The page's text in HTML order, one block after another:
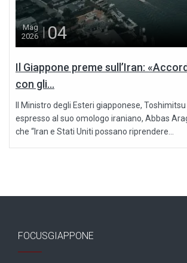
Mag
2026
04
Il Giappone preme sull’Iran:
con gli...
Il Ministro degli Esteri giapponese,
espresso al suo omologo iraniano, Abbas
che “Iran e Stati Uniti possano riprendere...
FOCUSGIAPPONE